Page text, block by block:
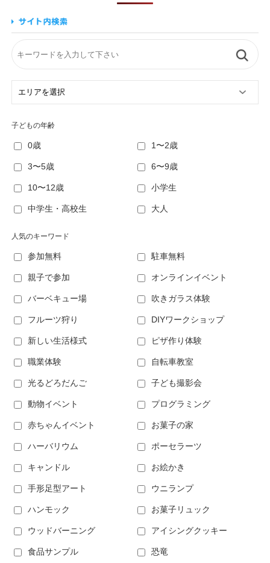
子どもの年齢
0歳 1〜2歳
3〜5歳 6〜9歳
10〜12歳 小学生
中学生・高校生 大人
人気のキーワード
参加無料 駐車無料
親子で参加 オンラインイベント
バーベキュー場 吹きガラス体験
フルーツ狩り DIYワークショップ
新しい生活様式 ピザ作り体験
職業体験 自転車教室
光るどろだんご 子ども撮影会
動物イベント プログラミング
赤ちゃんイベント お菓子の家
ハーバリウム ポーセラーツ
キャンドル お絵かき
手形足型アート ウニランプ
ハンモック お菓子リュック
ウッドバーニング アイシングクッキー
食品サンプル 恐竜